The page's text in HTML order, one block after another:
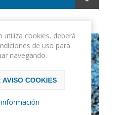
de la Omaña Baja".
utiliza cookies, deberá
de uso para
navegando.
AVISO COOKIES